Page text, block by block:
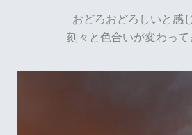
おどろおどろしいと感
刻々と色合いが変わって